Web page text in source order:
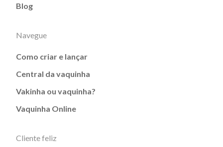
Blog
Navegue
Como criar e lançar
Central da vaquinha
Vakinha ou vaquinha?
Vaquinha Online
Cliente feliz